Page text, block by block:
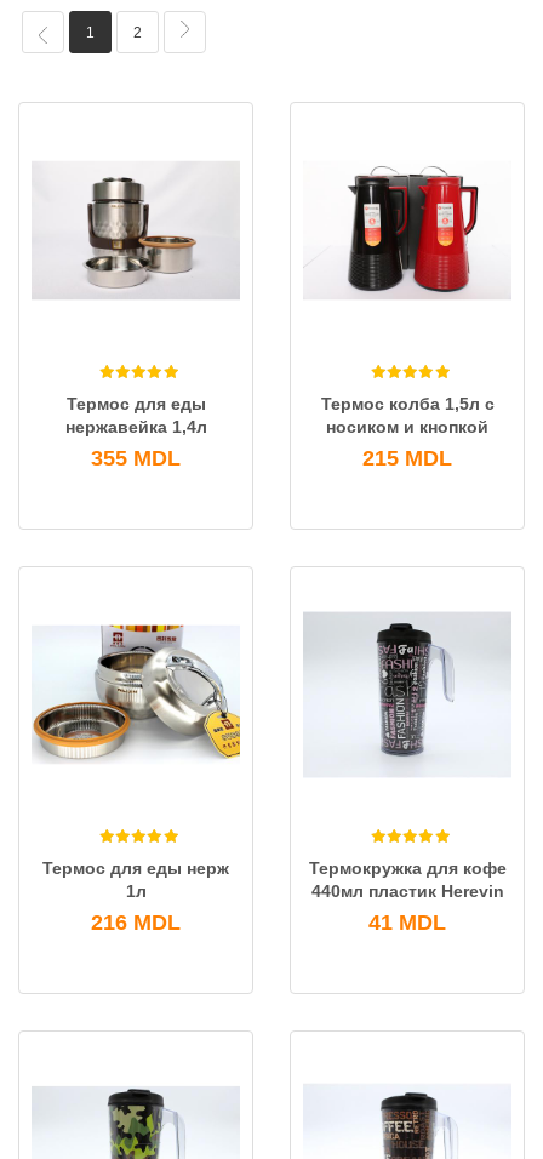
1 2
Термос для еды
нержавейка 1,4л
355 MDL
Термос колба 1,5л с
носиком и кнопкой
215 MDL
Термос для еды нерж
1л
216 MDL
Термокружка для кофе
440мл пластик Herevin
41 MDL